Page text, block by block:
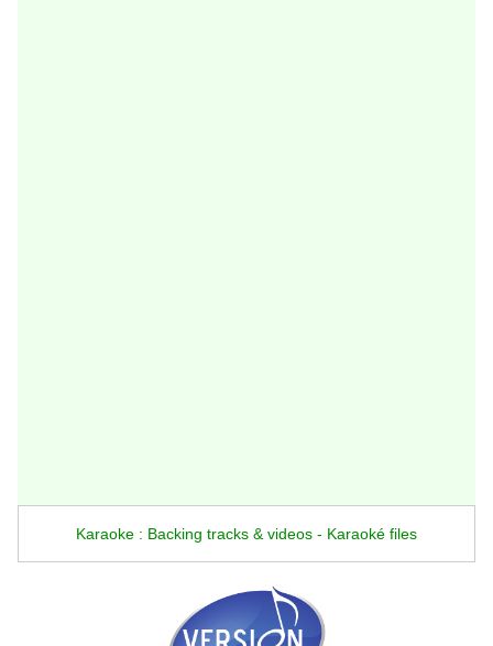
Karaoke : Backing tracks & videos - Karaoké files